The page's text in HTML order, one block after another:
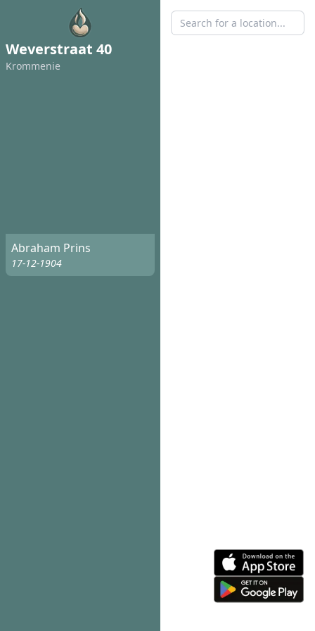
Weverstraat 40
Krommenie
Abraham Prins
17-12-1904